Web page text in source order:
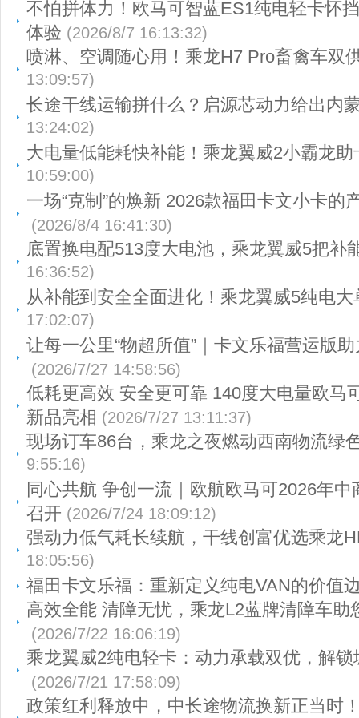
不怕拼体力！欧马可智蓝ES1纯电轻卡怀
体验 (2026/8/7 16:13:32)
喷淋、空调随心用！乘龙H7 Pro畜禽车双
13:09:57)
长途干线运输拼什么？启源芯动力给出内
13:24:02)
大电量低能耗快补能！乘龙翼威2小霸龙
10:59:00)
一场“克制”的焕新 2026款福田卡文小卡的
(2026/8/4 16:41:30)
底置换电配513度大电池，乘龙翼威5把补
16:36:52)
从补能到安全全面进化！乘龙翼威5纯电
17:02:07)
让每一公里“物超所值”｜卡文乐福营运版
(2026/7/27 14:58:56)
低耗更高效 安全更可靠 140度大电量欧马
新品亮相 (2026/7/27 13:11:37)
现场订车86台，乘龙之夜燃动西南物流绿
9:55:16)
同心共航 争创一流｜欧航欧马可2026年
召开 (2026/7/24 18:09:12)
强动力低气耗长续航，干线创富优选乘龙
18:05:56)
福田卡文乐福：重新定义纯电VAN的价值
高效全能 清障无忧，乘龙L2蓝牌清障车助
(2026/7/22 16:06:19)
乘龙翼威2纯电轻卡：动力承载双优，解
(2026/7/21 17:58:09)
政策红利释放中，中长途物流换新正当时